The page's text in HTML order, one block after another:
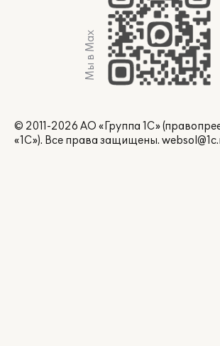
Мы в Max
© 2011-2026 АО «Группа 1С»
«1С»). Все права защищены.